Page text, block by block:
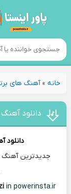
خانه»آهنگ های
دانلود
دانلود
جدیدترین آهنگ
in powerinsta.ir